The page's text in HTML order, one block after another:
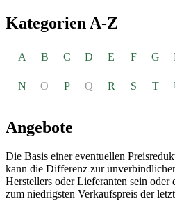
Kategorien A-Z
A B C D E F G
N O P Q R S T
Angebote
Die Basis einer eventuellen
kann die Differenz zur
Herstellers oder Lieferanten sein oder
zum niedrigsten Verkaufspreis der